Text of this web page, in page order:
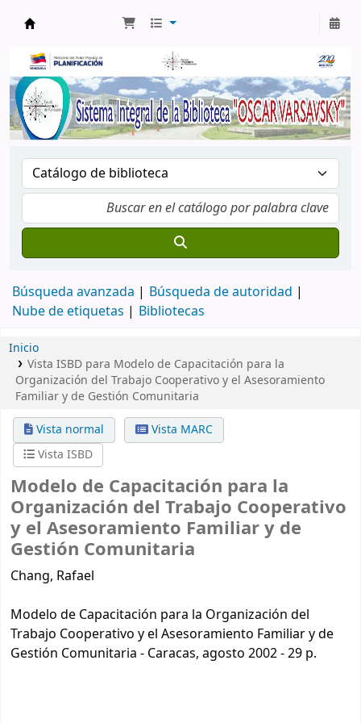
Búsqueda avanzada
Búsqueda de autoridad
Nube de etiquetas
Bibliotecas
Inicio
Vista ISBD para Modelo de Capacitación para la
Organización del Trabajo Cooperativo y el Asesoramiento
Familiar y de Gestión Comunitaria
Vista normal
Vista MARC
Vista ISBD
Modelo de Capacitación para la
Organización del Trabajo Cooperativo
y el Asesoramiento Familiar y de
Gestión Comunitaria
Chang, Rafael
Modelo de Capacitación para la Organización del
Trabajo Cooperativo y el Asesoramiento Familiar y de
Gestión Comunitaria - Caracas, agosto 2002 - 29 p.